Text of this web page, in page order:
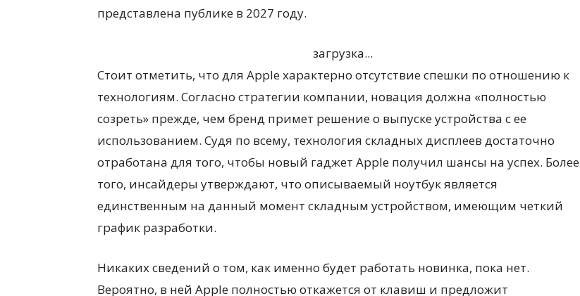
представлена публике в 2027 году.
загрузка...
Стоит отметить, что для Apple характерно отсутствие спешки по отношению к
технологиям. Согласно стратегии компании, новация должна «полностью
созреть» прежде, чем бренд примет решение о выпуске устройства с ее
использованием. Судя по всему, технология складных дисплеев достаточно
отработана для того, чтобы новый гаджет Apple получил шансы на успех. Более
того, инсайдеры утверждают, что описываемый ноутбук является
единственным на данный момент складным устройством, имеющим четкий
график разработки.
Никаких сведений о том, как именно будет работать новинка, пока нет.
Вероятно, в ней Apple полностью откажется от клавиш и предложит